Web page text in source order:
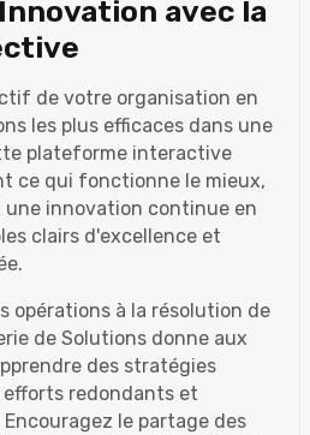
avec la
de votre organisation en
les plus efficaces dans une
plateforme interactive
ce qui fonctionne le mieux,
une innovation continue en
clairs d'excellence et
opérations à la résolution de
de Solutions donne aux
des stratégies
efforts redondants et
le partage des